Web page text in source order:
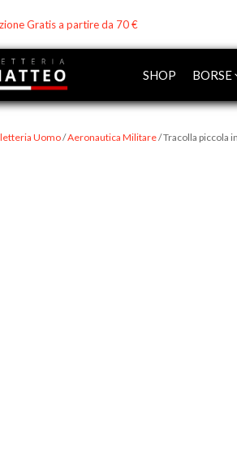
Gratis a partire da 70 €
SHOP BORSE
Uomo/Aeronautica Militare/ Tracolla piccola